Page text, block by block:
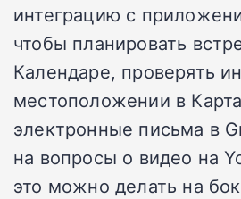
интеграцию с
чтобы планировать
Календаре, проверять
местоположении в
электронные письма в
на вопросы о видео на
это можно делать на